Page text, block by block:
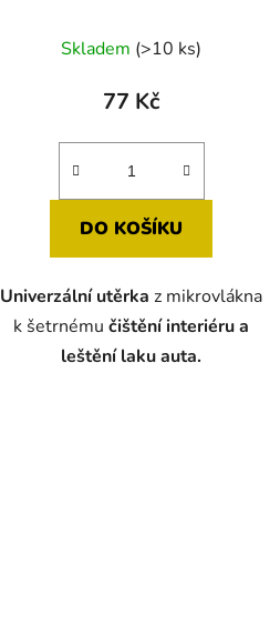
Skladem (>10 ks)
77 Kč
DO KOŠÍKU
Univerzální utěrka z mikrovlákna
k šetrnému čištění interiéru a
leštění laku auta.